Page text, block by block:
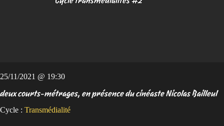
25/11/2021 @ 19:30
deux courts-métrages, en présence du cinéaste Nicolas Bailleul
Cycle : Transmédialité